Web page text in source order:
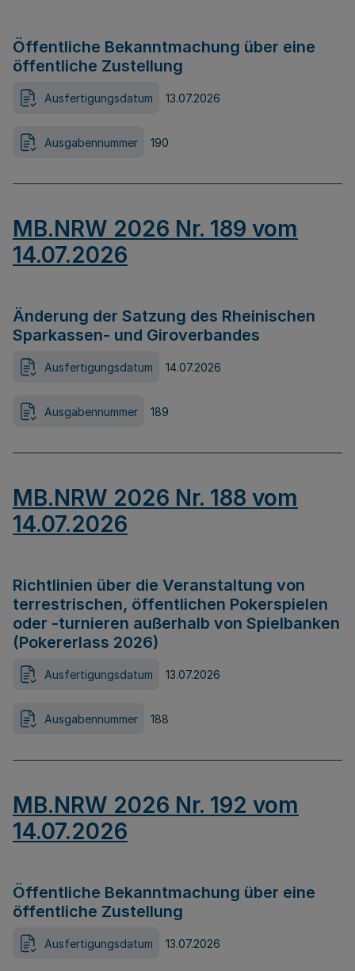
Öffentliche Bekanntmachung über eine
öffentliche Zustellung
Ausfertigungsdatum 13.07.2026
Ausgabennummer 190
MB.NRW 2026 Nr. 189 vom
14.07.2026
Änderung der Satzung des Rheinischen
Sparkassen- und Giroverbandes
Ausfertigungsdatum 14.07.2026
Ausgabennummer 189
MB.NRW 2026 Nr. 188 vom
14.07.2026
Richtlinien über die Veranstaltung von
terrestrischen, öffentlichen Pokerspielen
oder -turnieren außerhalb von Spielbanken
(Pokererlass 2026)
Ausfertigungsdatum 13.07.2026
Ausgabennummer 188
MB.NRW 2026 Nr. 192 vom
14.07.2026
Öffentliche Bekanntmachung über eine
öffentliche Zustellung
Ausfertigungsdatum 13.07.2026